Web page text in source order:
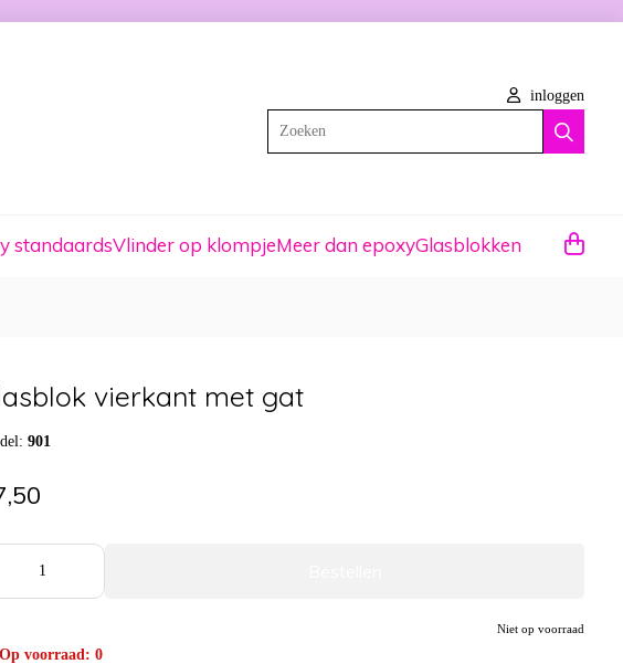
inloggen
Zoeken
standaardsVlinder op klompjeMeer dan epoxyGlasblokken
vierkant met gat
901
Niet op voorraad
Op voorraad: 0